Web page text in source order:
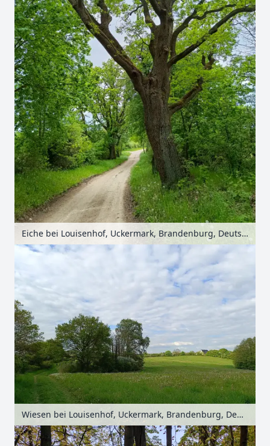
Eiche bei Louisenhof, Uckermark, Brandenburg, Deutschland
Wiesen bei Louisenhof, Uckermark, Brandenburg, Deutschland